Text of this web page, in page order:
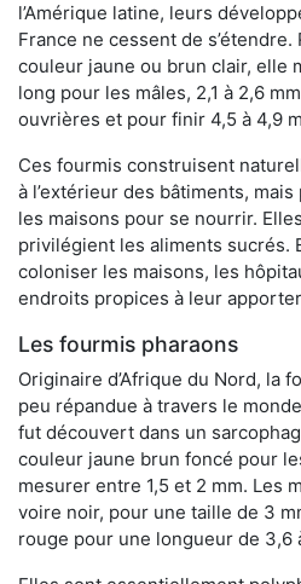
l’Amérique latine, leurs
France ne cessent de
couleur jaune ou brun clair, elle
long pour les mâles, 2,1 à 2,6
ouvrières et pour finir 4,5 à 4,9
Ces fourmis construisent
à l’extérieur des bâtiments,
les maisons pour se nourrir.
privilégient les aliments sucrés.
coloniser les maisons, les
endroits propices à leur
Les fourmis pharaons
Originaire d’Afrique du Nord, la
peu répandue à travers le
fut découvert dans un
couleur jaune brun foncé pour
mesurer entre 1,5 et 2 mm. Les
voire noir, pour une taille de 3
rouge pour une longueur de 3,6